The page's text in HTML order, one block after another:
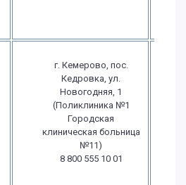
г. Кемерово, пос.
Кедровка, ул.
Новогодняя, 1
(Поликлиника №1
Городская
клиническая больница
№11)
8 800 555 10 01